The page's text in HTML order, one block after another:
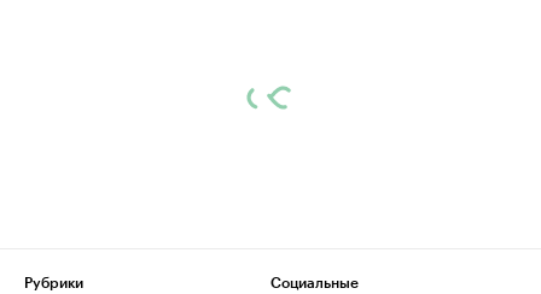
Рубрики
Социальные